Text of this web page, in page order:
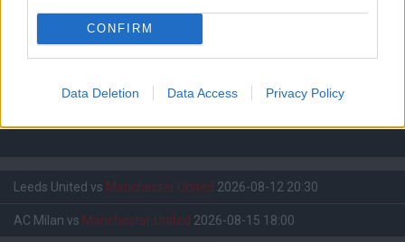
CONFIRM
Data Deletion Data Access Privacy Policy
Paris Saint-Germainvs
Manchester United
Nya Ullevi, Göteborg
Leeds United vs Manchester United 2026-08-12 20:30
AC Milan vs Manchester United 2026-08-15 18:00